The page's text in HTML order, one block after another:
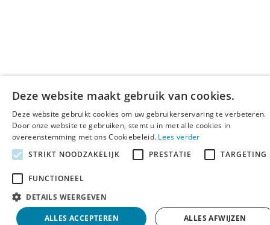
Deze website maakt gebruik van cookies.
Deze website gebruikt cookies om uw gebruikerservaring te verbeteren.
Door onze website te gebruiken, stemt u in met alle cookies in
overeenstemming met ons Cookiebeleid. Lees verder
STRIKT NOODZAKELIJK
PRESTATIE TARGETING
FUNCTIONEEL
DETAILS WEERGEVEN
ALLES ACCEPTEREN ALLES AFWIJZEN